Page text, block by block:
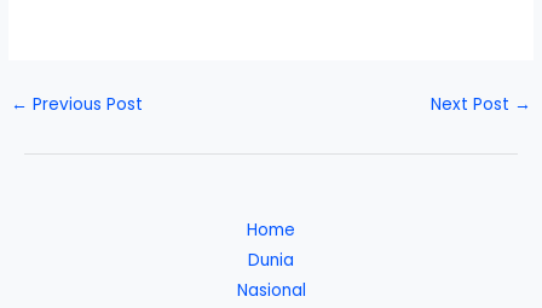
← Previous Post Next Post →
Home
Dunia
Nasional